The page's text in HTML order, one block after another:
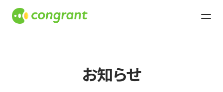
お知らせ